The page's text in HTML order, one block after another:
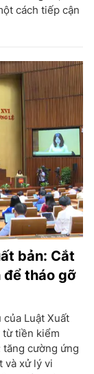
cách tiếp cận
bản: Cắt
để tháo gỡ
Luật Xuất
tiền kiểm
tăng cường ứng
và xử lý vi